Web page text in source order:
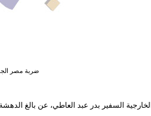
ضربة مصر
السفير بدر عبد العاطي، عن بالغ